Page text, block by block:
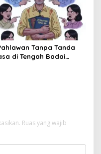
Tanpa Tanda
di Tengah Badai
Ruas yang wajib